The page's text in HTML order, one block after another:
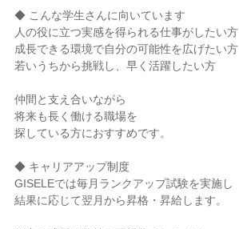
◆ こんな学生さんに向いています
人の役に立つ実感を得られる仕事がしたい方
成長できる環境で自分の可能性を広げたい方
若いうちから挑戦し、早く活躍したい方
仲間と支え合いながら
将来も長く働ける職場を
探している方におすすめです。
◆ キャリアアップ制度
GISELEでは毎月ランクアップ試験を実施し
結果に応じて翌月から昇格・昇給します。